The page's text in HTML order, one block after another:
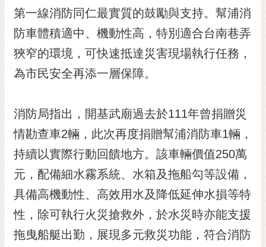
網
站
導
覽
RSS
訂
閱
電
子
報
市
民
信
第一線消防同仁最實質的鼓勵與支持。幫浦消
防車體積適中、機動性高，特別適合台南巷弄
狹窄的環境，可快速抵達災害現場執行任務，
為市民安全再添一層保障。
消防局指出，開基武廟過去於111年曾捐贈災
情勘查車2輛，此次再度捐贈幫浦消防車1輛，
持續以實際行動回饋地方。該車輛價值250萬
元，配備細水霧系統、水箱及拖船勾等設備，
具備高機動性、高效用水及降低延伸水損等特
性，除可執行火災搶救外，於水災時亦能支援
拖曳船艇出勤，展現多元救災功能，符合消防